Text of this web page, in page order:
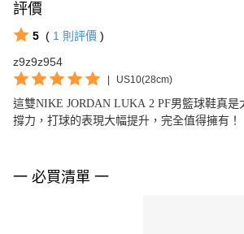
評價
5 ( 1 則評價 )
z9z9z954
US10(28cm)
這雙NIKE JORDAN LUKA 2 PF男籃球鞋真是
撐力，打球的表現大幅提升，完全值得擁有！
一 必買清單 一